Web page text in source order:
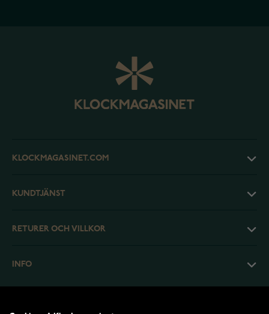
KLOCKMAGASINET.COM
KUNDTJÄNST
RETURER OCH VILLKOR
INFO